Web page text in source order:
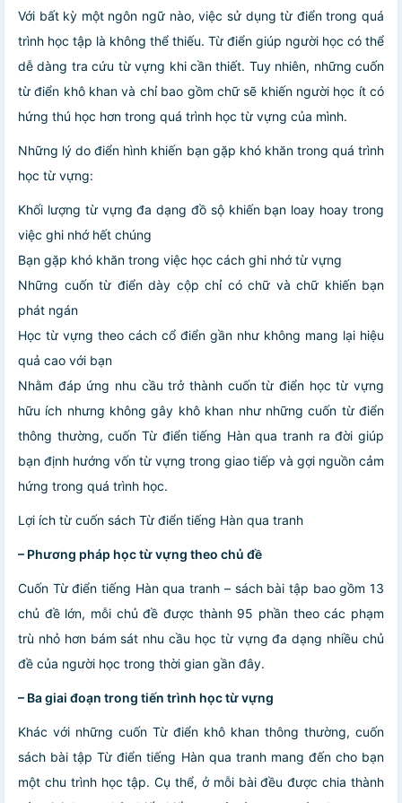
Với bất kỳ một ngôn ngữ nào, việc sử dụng từ điển trong quá
trình học tập là không thể thiếu. Từ điển giúp người học có thể
dễ dàng tra cứu từ vựng khi cần thiết. Tuy nhiên, những cuốn
từ điển khô khan và chỉ bao gồm chữ sẽ khiến người học ít có
hứng thú học hơn trong quá trình học từ vựng của mình.
Những lý do điển hình khiến bạn gặp khó khăn trong quá trình
học từ vựng:
Khối lượng từ vựng đa dạng đồ sộ khiến bạn loay hoay trong
việc ghi nhớ hết chúng
Bạn gặp khó khăn trong việc học cách ghi nhớ từ vựng
Những cuốn từ điển dày cộp chỉ có chữ và chữ khiến bạn
phát ngán
Học từ vựng theo cách cổ điển gần như không mang lại hiệu
quả cao với bạn
Nhằm đáp ứng nhu cầu trở thành cuốn từ điển học từ vựng
hữu ích nhưng không gây khô khan như những cuốn từ điển
thông thường, cuốn Từ điển tiếng Hàn qua tranh ra đời giúp
bạn định hướng vốn từ vựng trong giao tiếp và gợi nguồn cảm
hứng trong quá trình học.
Lợi ích từ cuốn sách Từ điển tiếng Hàn qua tranh
– Phương pháp học từ vựng theo chủ đề
Cuốn Từ điển tiếng Hàn qua tranh – sách bài tập bao gồm 13
chủ đề lớn, mỗi chủ đề được thành 95 phần theo các phạm
trù nhỏ hơn bám sát nhu cầu học từ vựng đa dạng nhiều chủ
đề của người học trong thời gian gần đây.
– Ba giai đoạn trong tiến trình học từ vựng
Khác với những cuốn Từ điển khô khan thông thường, cuốn
sách bài tập Từ điển tiếng Hàn qua tranh mang đến cho bạn
một chu trình học tập. Cụ thể, ở mỗi bài đều được chia thành